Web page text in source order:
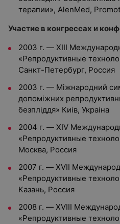
терапии», AlenMed,
Участие в конгрессах и
2003 г. — XIII
«Репродуктивные
Санкт-Петербург, Россия
2003 г. — Міжнародний
допоміжних
безпліддя» Киів, Украіна
2004 г. — XIV
«Репродуктивные
Москва, Россия
2007 г. — XVII
«Репродуктивные
Казань, Россия
2008 г. — XVIII
«Репродуктивные